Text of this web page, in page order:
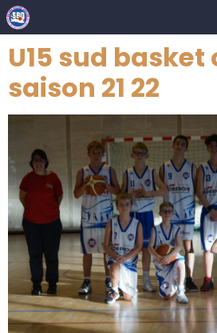
U15 sud basket
saison 21 22